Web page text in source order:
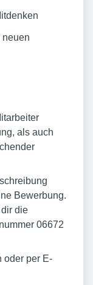
neuen
als auch
Bewerbung.
die
06672
oder per E-